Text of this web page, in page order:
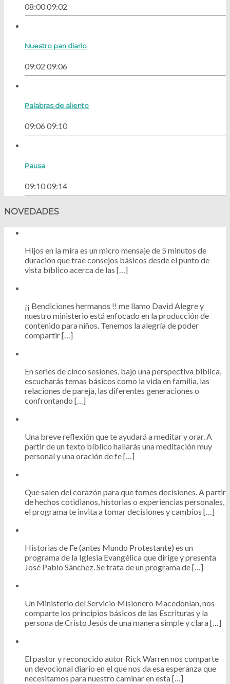
08:0009:02
Nuestro pan diario
09:02 09:06
Palabras de aliento
09:06 09:10
Pausa
09:1009:14
NOVEDADES
Hijos en la mira es un micro mensaje de 5 minutos de
duración que trae consejos básicos desde el punto de
vista bíblico acerca de las […]
¡¡ Bendiciones hermanos !! me llamo David Alegre y
nuestro ministerio está enfocado en la producción de
contenido para niños. Tenemos la alegría de poder
compartir […]
En series de cinco sesiones, bajo una perspectiva bíblica,
escucharás temas básicos como la vida en familia, las
relaciones de pareja, las diferentes generaciones o
confrontando […]
Una breve reflexión que te ayudará a meditar y orar. A
partir de un texto bíblico hallarás una meditación muy
personal y una oración de fe […]
Que salen del corazón para que tomes decisiones. A partir
de hechos cotidianos, historias o experiencias personales,
el programa te invita a tomar decisiones y cambios […]
Historias de Fe (antes Mundo Protestante) es un
programa de la Iglesia Evangélica que dirige y presenta
José Pablo Sánchez. Se trata de un programa de […]
Un Ministerio del Servicio Misionero Macedonian, nos
comparte los principios básicos de las Escrituras y la
persona de Cristo Jesús de una manera simple y clara […]
El pastor y reconocido autor Rick Warren nos comparte
un devocional diario en el que nos da esa esperanza que
necesitamos para nuestro caminar en esta […]